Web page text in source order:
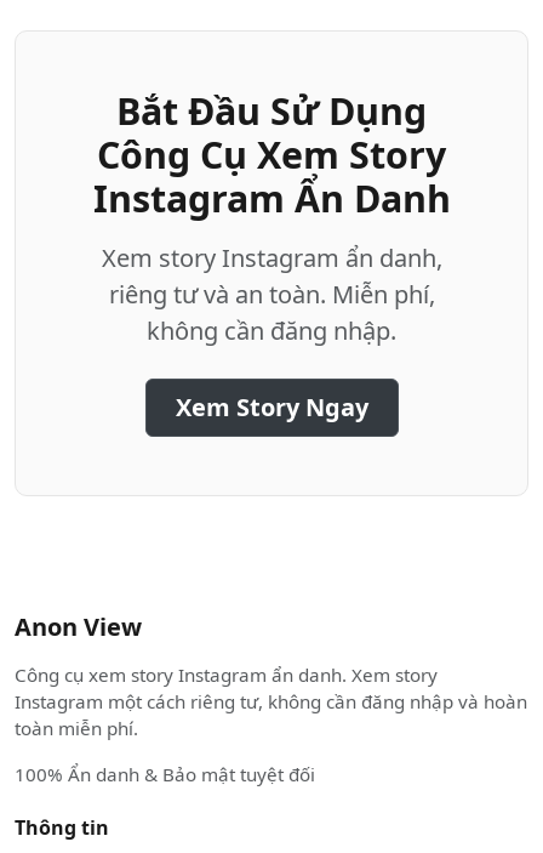
Bắt Đầu Sử Dụng
Công Cụ Xem Story
Instagram Ẩn Danh
Xem story Instagram ẩn danh,
riêng tư và an toàn. Miễn phí,
không cần đăng nhập.
Xem Story Ngay
Anon View
Công cụ xem story Instagram ẩn danh. Xem story
Instagram một cách riêng tư, không cần đăng nhập và hoàn
toàn miễn phí.
100% Ẩn danh & Bảo mật tuyệt đối
Thông tin